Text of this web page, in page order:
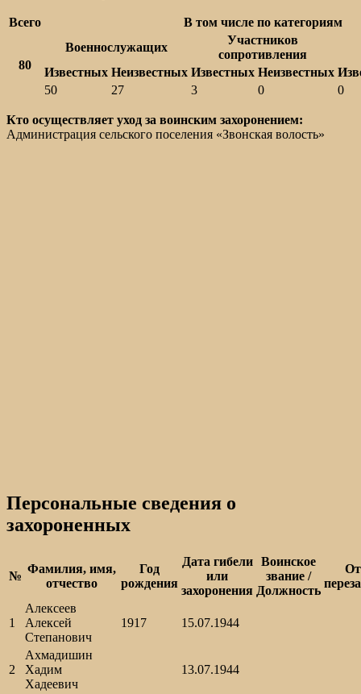
Всего В том числе по категориям
80
Военнослужащих
Участников
сопротивления
Известных Неизвестных Известных Неизвестных
50
27 3 0 0
Кто осуществляет уход за воинским захоронением:
Администрация сельского поселения «Звонская волость»
Персональные сведения о
захороненных
№
Фамилия, имя,
отчество
Год
рождения
Дата гибели
или
захоронения
Воинское
звание /
Должность
1
Алексеев
Алексей
Степанович
1917 15.07.1944
2
Ахмадишин
Хадим
Хадеевич
13.07.1944